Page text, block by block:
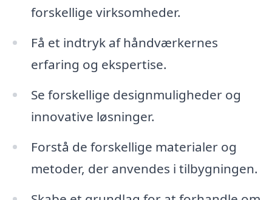
forskellige virksomheder.
Få et indtryk af håndværkernes
erfaring og ekspertise.
Se forskellige designmuligheder og
innovative løsninger.
Forstå de forskellige materialer og
metoder, der anvendes i tilbygningen.